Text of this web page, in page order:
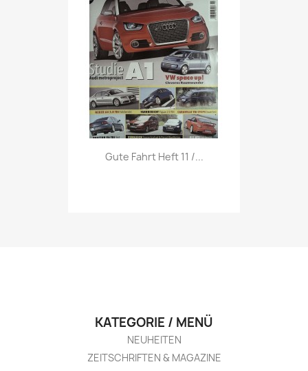
Vorschau
Gute Fahrt Heft 11 /...
KATEGORIE / MENÜ
NEUHEITEN
ZEITSCHRIFTEN & MAGAZINE